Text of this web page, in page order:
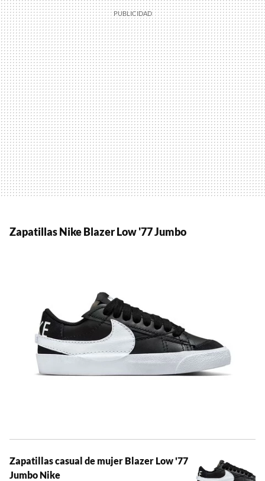
Zapatillas NikeBlazer Low '77 Jumbo
Zapatillas casual de mujer Blazer Low '77
Jumbo Nike